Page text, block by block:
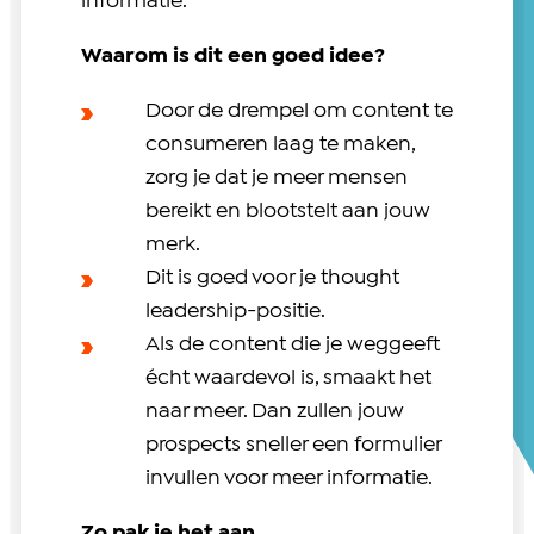
Waarom is dit een goed idee?
Door de drempel om content te
consumeren laag te maken,
zorg je dat je meer mensen
bereikt en blootstelt aan jouw
merk.
Dit is goed voor je thought
leadership-positie.
Als de content die je weggeeft
écht waardevol is, smaakt het
naar meer. Dan zullen jouw
prospects sneller een formulier
invullen voor meer informatie.